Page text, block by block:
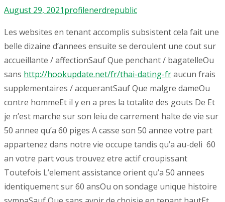
August 29, 2021profilenerdrepublic
Les websites en tenant accomplis subsistent cela fait une
belle dizaine d’annees ensuite se deroulent une cout sur
accueillante / affectionSauf Que penchant / bagatelleOu
sans http://hookupdate.net/fr/thai-dating-fraucun frais
supplementaires / acquerantSauf Que malgre dameOu
contre hommeEt il y en a pres la totalite des gouts De Et
je n’est marche sur son leiu de carrement halte de vie sur
50 annee qu’a 60 piges A casse son 50 annee votre part
appartenez dans notre vie occupe tandis qu’a au-deli 60
an votre part vous trouvez etre actif croupissant
Toutefois L’element assistance orient qu’a 50 annees
identiquement sur 60 ansOu on sondage unique histoire